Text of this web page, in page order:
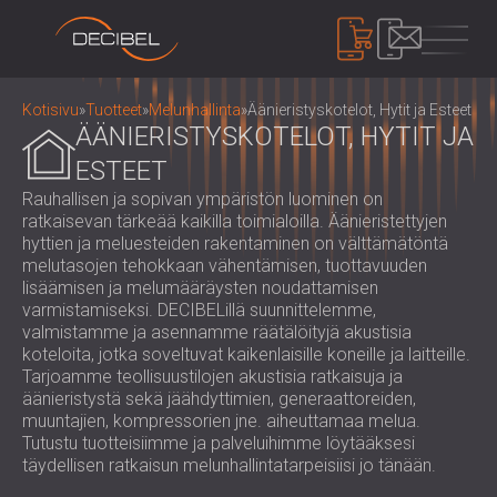
TUOTTEET
ÄÄNIERISTYS
ÄÄNIERISTYS SEINILLE
ÄÄNIERISTYS KATTOIHIN
LATTIOIDEN ÄÄNIERISTYS
AKUSTISET OVET
AKUSTISET PANEELIT
YMPÄRISTÖYSTÄVÄLLISET AKUSTISET
PANEELIT JA JAKAJAT
REI'ITETYT PUISET AKUSTISET PANEELIT
KANKAISTA AKUSTISET PANEELIT JA
VÄLILEVYT
SÄLEPUISET AKUSTISET PANEELIT
WOOD WOOL AKUSTISET PANEELIT
VAAHDON VAIMENTIMET, BASSON
MELUNHALLINTA
ÄÄNIERISTYSKOTELOT, HYTIT JA ESTEET
ÄÄNIERISTYS SÄLEIKÖT JA
ÄÄNENVAIMENTIMET
TÄRINÄÄ VAIMENTAVAT KIINNIKKEET,
PEHMUSTEET JA RIPUSTIMET
LAITTEET
ÄÄNITASOMITTARIT
ÄÄNEN PEITTOJÄRJESTELMÄ,
ANNOSMITTARIT JA TURVASARJAT
MEISTÄ
Kotisivu»Tuotteet»Melunhallinta»Äänieristyskotelot, Hytit ja Esteet
ÄÄNIERISTYSKOTELOT, HYTIT JA
ESTEET
Rauhallisen ja sopivan ympäristön luominen on
ratkaisevan tärkeää kaikilla toimialoilla. Äänieristettyjen
hyttien ja meluesteiden rakentaminen on välttämätöntä
melutasojen tehokkaan vähentämisen, tuottavuuden
lisäämisen ja melumääräysten noudattamisen
varmistamiseksi. DECIBELillä suunnittelemme,
valmistamme ja asennamme räätälöityjä akustisia
koteloita, jotka soveltuvat kaikenlaisille koneille ja laitteille.
Tarjoamme teollisuustilojen akustisia ratkaisuja ja
äänieristystä sekä jäähdyttimien, generaattoreiden,
muuntajien, kompressorien jne. aiheuttamaa melua.
Tutustu tuotteisiimme ja palveluihimme löytääksesi
täydellisen ratkaisun melunhallintatarpeisiisi jo tänään.